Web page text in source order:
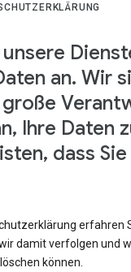
unsere
an. Wir
Ihre Daten
dass
erfahren
damit verfolgen und
können.